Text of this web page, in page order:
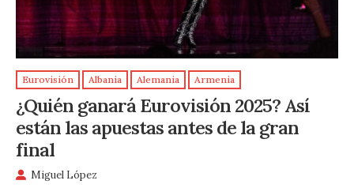
Eurovisión Albania Alemania Armenia
¿Quién ganará Eurovisión 2025? Así
están las apuestas antes de la gran
final
Miguel López